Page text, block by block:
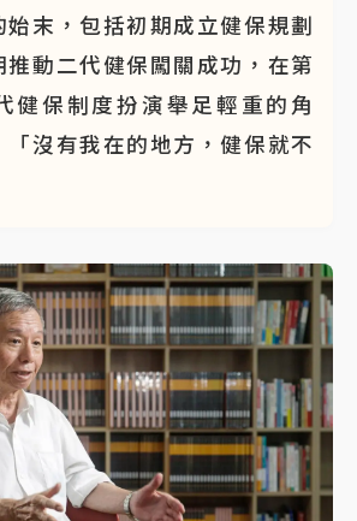
始末，包括初期成立健保規劃
推動二代健保闖關成功，在第
健保制度扮演舉足輕重的角
「沒有我在的地方，健保就不